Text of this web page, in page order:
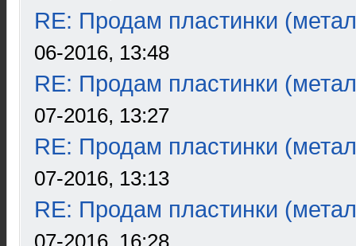
RE: Продам пластинки
06-2016, 13:48
RE: Продам пластинки
07-2016, 13:27
RE: Продам пластинки
07-2016, 13:13
RE: Продам пластинки
07-2016, 16:28